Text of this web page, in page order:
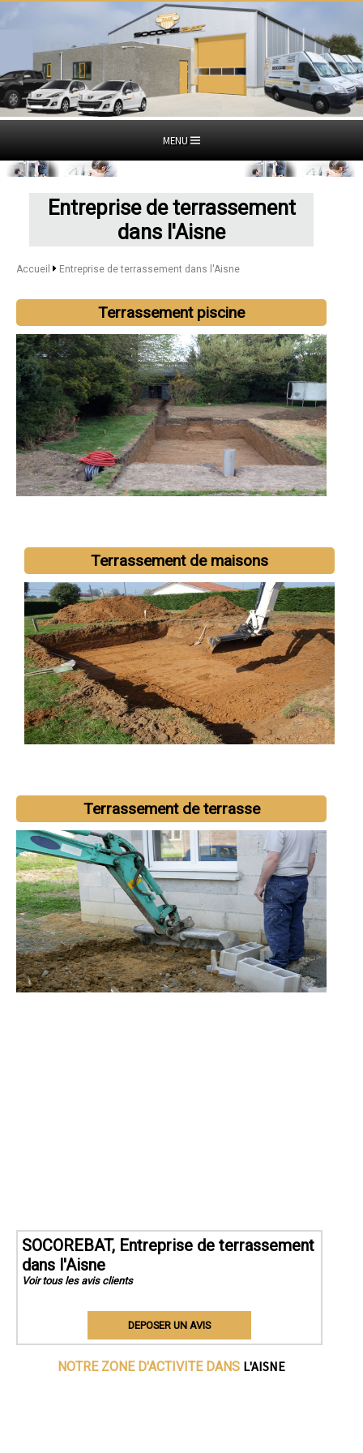
MENU
Entreprise de terrassement
dans l'Aisne
Accueil Entreprise de terrassement dans l'Aisne
Terrassement piscine
Terrassement de maisons
Terrassement de terrasse
SOCOREBAT, Entreprise de terrassement
dans l'Aisne
Voir tous les avis clients
DEPOSER UN AVIS
NOTRE ZONE D'ACTIVITE DANS L'AISNE